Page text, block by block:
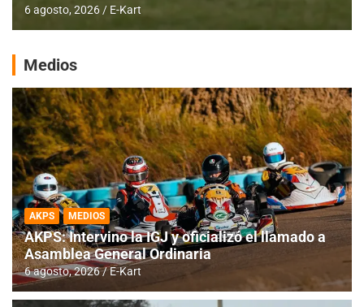
6 agosto, 2026 E-Kart
Medios
AKPS MEDIOS
AKPS: Intervino la IGJ y oficializó el llamado a
Asamblea General Ordinaria
6 agosto, 2026 E-Kart